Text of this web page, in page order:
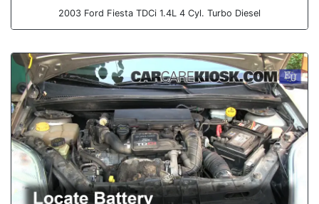
2003 Ford Fiesta TDCi 1.4L 4 Cyl. Turbo Diesel